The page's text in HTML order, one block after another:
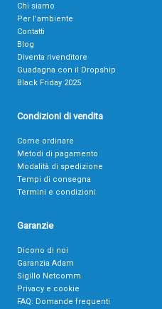
Chi siamo
Per l’ambiente
Contatti
Blog
Diventa rivenditore
Guadagna con il Dropship
Black Friday 2025
Condizioni di vendita
Come ordinare
Metodi di pagamento
Modalità di spedizione
Tempi di consegna
Termini e condizioni
Garanzie
Dicono di noi
Garanzia Adam
Sigillo Netcomm
Privacy e cookie
FAQ: Domande frequenti